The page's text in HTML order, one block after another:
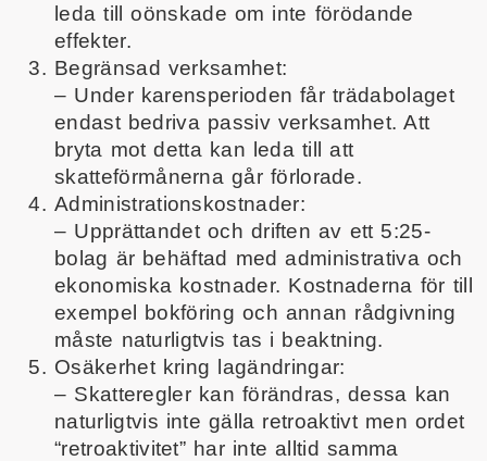
leda till oönskade om inte förödande
effekter.
Begränsad verksamhet:
– Under karensperioden får trädabolaget
endast bedriva passiv verksamhet. Att
bryta mot detta kan leda till att
skatteförmånerna går förlorade.
Administrationskostnader:
– Upprättandet och driften av ett 5:25-
bolag är behäftad med administrativa och
ekonomiska kostnader. Kostnaderna för till
exempel bokföring och annan rådgivning
måste naturligtvis tas i beaktning.
Osäkerhet kring lagändringar:
– Skatteregler kan förändras, dessa kan
naturligtvis inte gälla retroaktivt men ordet
“retroaktivitet” har inte alltid samma